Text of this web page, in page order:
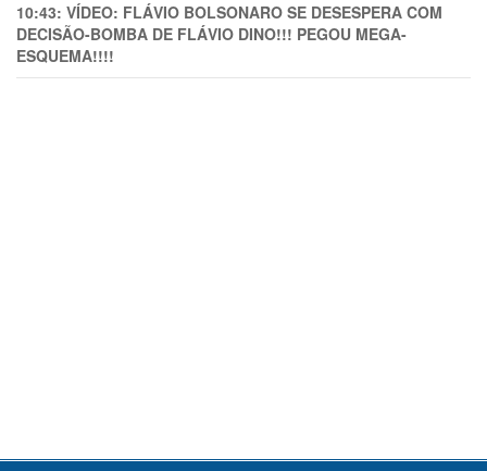
10:43: VÍDEO: FLÁVIO BOLSONARO SE DESESPERA COM
DECISÃO-BOMBA DE FLÁVIO DINO!!! PEGOU MEGA-
ESQUEMA!!!!